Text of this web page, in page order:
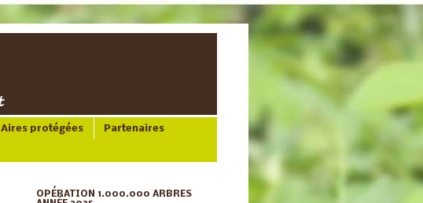
Aires protégées Partenaires
OPÉRATION 1.000.000 ARBRES